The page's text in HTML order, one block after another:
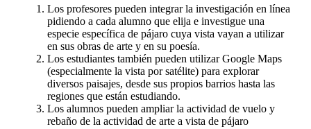
Los profesores pueden integrar la investigación en línea
pidiendo a cada alumno que elija e investigue una
especie específica de pájaro cuya vista vayan a utilizar
en sus obras de arte y en su poesía.
Los estudiantes también pueden utilizar Google Maps
(especialmente la vista por satélite) para explorar
diversos paisajes, desde sus propios barrios hasta las
regiones que están estudiando.
Los alumnos pueden ampliar la actividad de vuelo y
rebaño de la actividad de arte a vista de pájaro